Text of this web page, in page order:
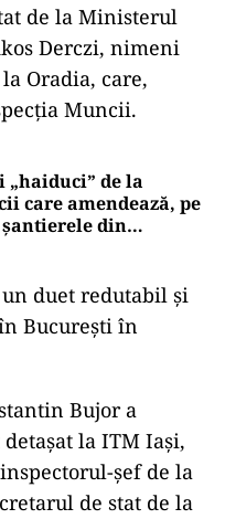
de la Ministerul
Derczi, nimeni
Oradia, care,
Muncii.
„haiduci” de la
care amendează, pe
din
duet redutabil și
București în
Bujor a
la ITM Iași,
șef de la
de stat de la